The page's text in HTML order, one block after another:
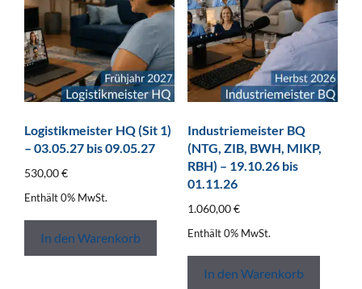
Logistikmeister HQ (Sit 1)
– 03.05.27 bis 09.05.27
530,00€
Enthält 0% MwSt.
In den Warenkorb
Industriemeister BQ
(NTG, ZIB, BWH, MIKP,
RBH) – 19.10.26 bis
01.11.26
1.060,00€
Enthält 0% MwSt.
In den Warenkorb